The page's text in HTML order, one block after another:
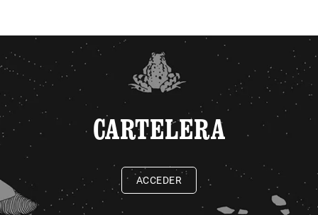
CARTELERA
ACCEDER